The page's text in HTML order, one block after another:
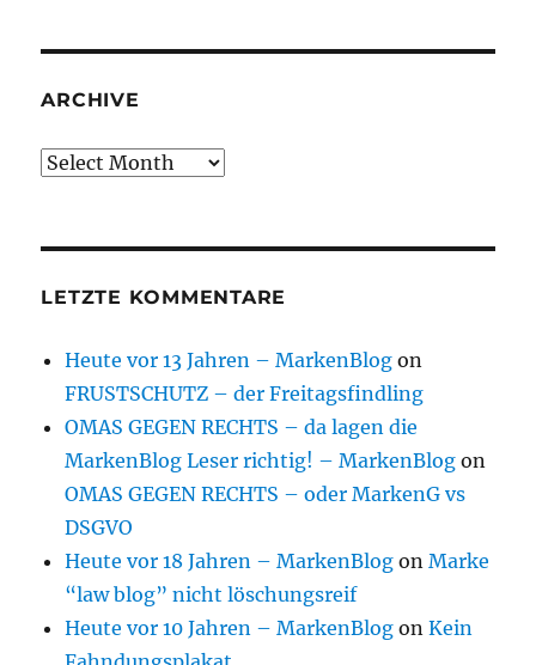
ARCHIVE
Archive
LETZTE KOMMENTARE
Heute vor 13 Jahren – MarkenBlog on
FRUSTSCHUTZ – der Freitagsfindling
OMAS GEGEN RECHTS – da lagen die
MarkenBlog Leser richtig! – MarkenBlog on
OMAS GEGEN RECHTS – oder MarkenG vs
DSGVO
Heute vor 18 Jahren – MarkenBlog onMarke
“law blog” nicht löschungsreif
Heute vor 10 Jahren – MarkenBlog onKein